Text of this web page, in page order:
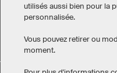
utilisés aussi bien pour la
personnalisée.
Vous pouvez retirer ou
moment.